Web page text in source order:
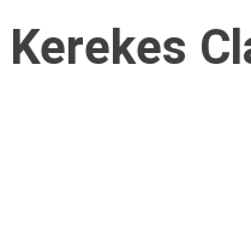
Kerekes